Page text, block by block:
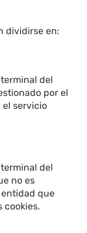
dividirse en:
del
por el
el servicio
del
no es
que
cookies.